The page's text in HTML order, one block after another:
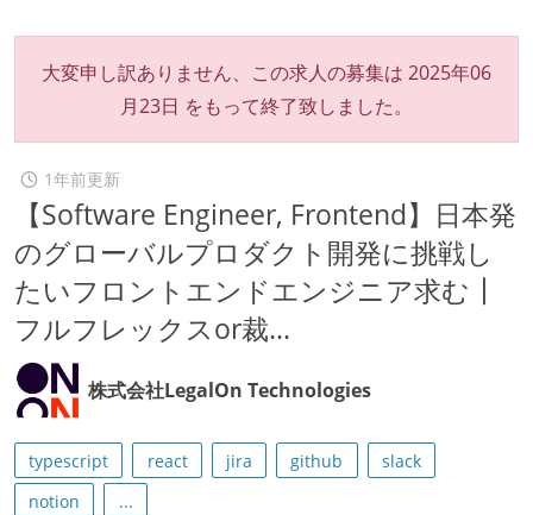
大変申し訳ありません、この求人の募集は 2025年06
月23日 をもって終了致しました。
1年前更新
【Software Engineer, Frontend】日本発
のグローバルプロダクト開発に挑戦し
たいフロントエンドエンジニア求む┃
フルフレックスor裁...
株式会社LegalOn Technologies
typescript react jira github
slack
notion
...